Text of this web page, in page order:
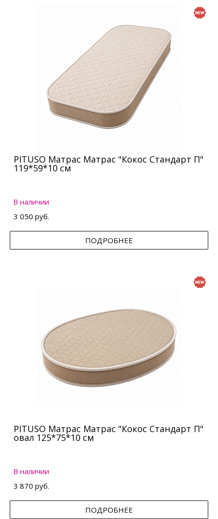
PITUSO Матрас Матрас "Кокос Стандарт П"
119*59*10 см
В наличии
3 050 руб.
ПОДРОБНЕЕ
PITUSO Матрас Матрас "Кокос Стандарт П"
овал 125*75*10 см
В наличии
3 870 руб.
ПОДРОБНЕЕ